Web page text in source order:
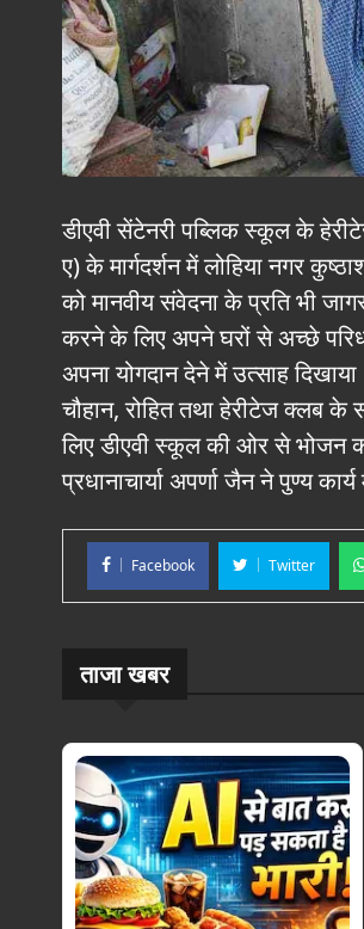
डीएवी सेंटेनरी पब्लिक स्कूल के
ए) के मार्गदर्शन में लोहिया नगर
को मानवीय संवेदना के प्रति भी
करने के लिए अपने घरों से अच्छे
अपना योगदान देने में उत्साह
चौहान, रोहित तथा हेरीटेज क्लब के
लिए डीएवी स्कूल की ओर से भोजन
प्रधानाचार्या अपर्णा जैन ने पुण्य
Facebook Twitter
ताजा खबर